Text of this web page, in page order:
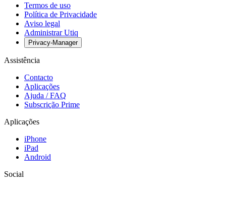
Termos de uso
Política de Privacidade
Aviso legal
Administrar Utiq
Privacy-Manager
Assistência
Contacto
Aplicações
Ajuda / FAQ
Subscrição Prime
Aplicações
iPhone
iPad
Android
Social